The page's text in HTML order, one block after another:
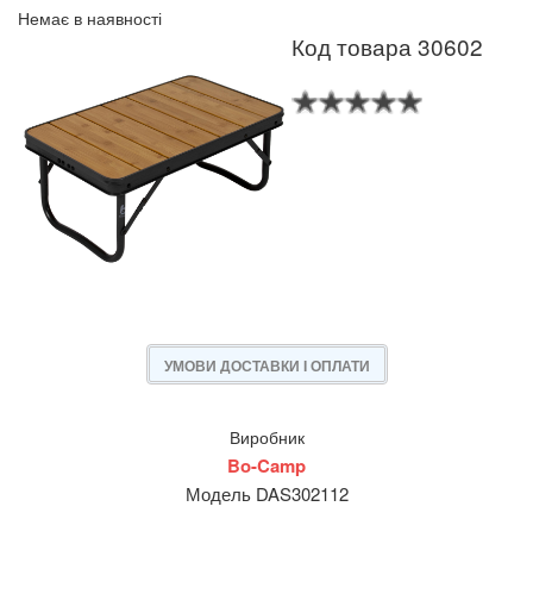
Немає в наявності
Код товара 30602
УМОВИ ДОСТАВКИ І ОПЛАТИ
Виробник
Bo-Camp
Модель DAS302112